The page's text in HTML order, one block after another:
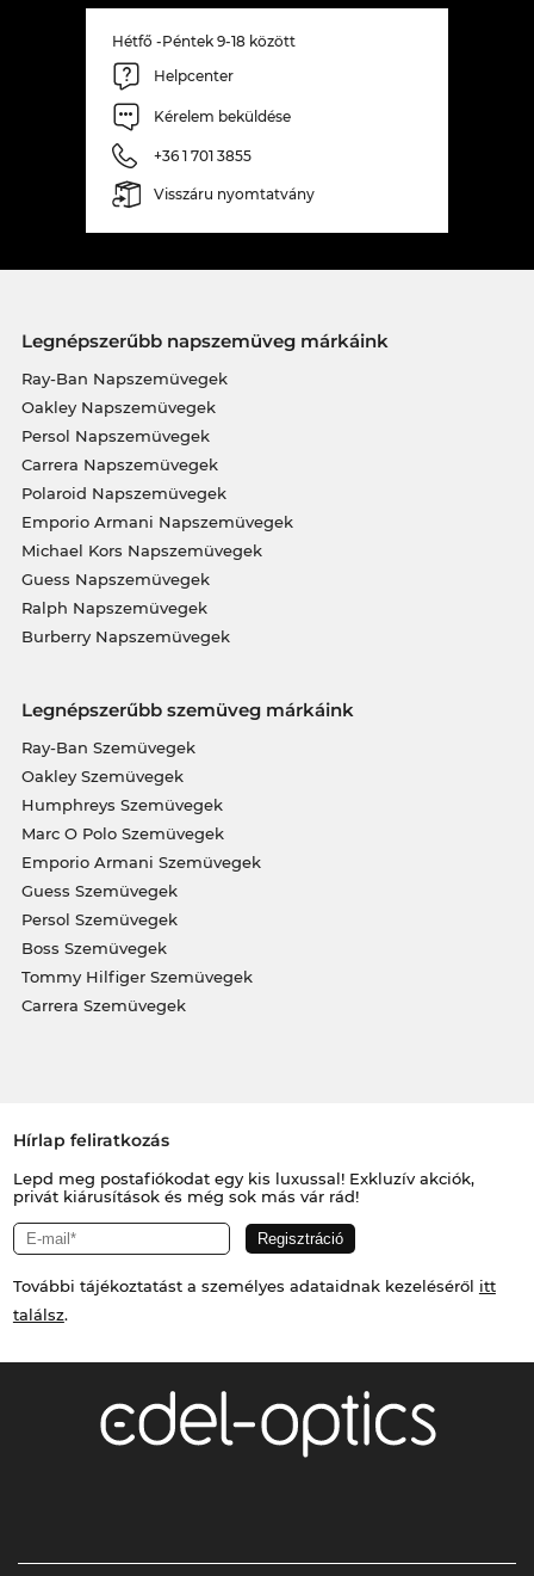
Hétfő -Péntek 9-18 között
Helpcenter
Kérelem beküldése
+36 1 701 3855
Visszáru nyomtatvány
Legnépszerűbb napszemüveg márkáink
Ray-Ban Napszemüvegek
Oakley Napszemüvegek
Persol Napszemüvegek
Carrera Napszemüvegek
Polaroid Napszemüvegek
Emporio Armani Napszemüvegek
Michael Kors Napszemüvegek
Guess Napszemüvegek
Ralph Napszemüvegek
Burberry Napszemüvegek
Legnépszerűbb szemüveg márkáink
Ray-Ban Szemüvegek
Oakley Szemüvegek
Humphreys Szemüvegek
Marc O Polo Szemüvegek
Emporio Armani Szemüvegek
Guess Szemüvegek
Persol Szemüvegek
Boss Szemüvegek
Tommy Hilfiger Szemüvegek
Carrera Szemüvegek
Hírlap feliratkozás
Lepd meg postafiókodat egy kis luxussal! Exkluzív akciók,
privát kiárusítások és még sok más vár rád!
További tájékoztatást a személyes adataidnak kezeléséről itt
találsz.